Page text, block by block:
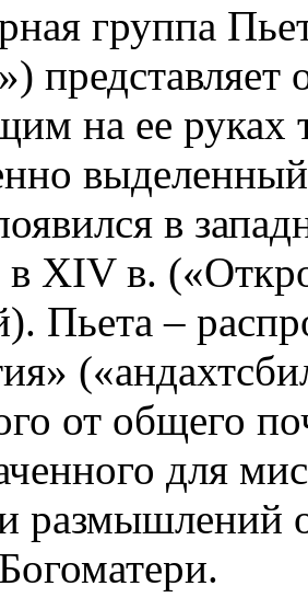
группа
на ее руках
в
XIV в.
Пьета –
от общего
для
размышлений